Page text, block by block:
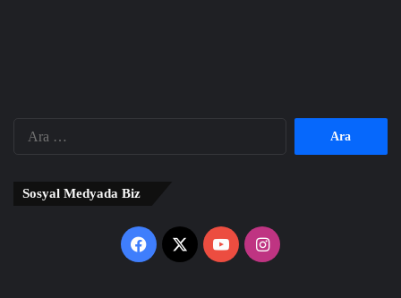
Sosyal Medyada Biz
Facebook
X YouTubeInstagram